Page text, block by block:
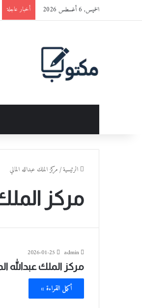
الخميس, 6 أغسطس 2026 أخبار عاجلة
الرئيسية/مركز الملك عبدالله المالي
مركز
admin
2026-01-25
مركز الملك عبدالله
أكمل القراءة »